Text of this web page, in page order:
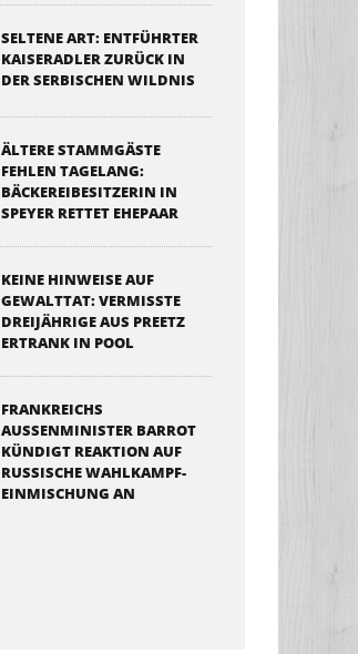
SELTENE ART: ENTFÜHRTER
KAISERADLER ZURÜCK IN
DER SERBISCHEN WILDNIS
ÄLTERE STAMMGÄSTE
FEHLEN TAGELANG:
BÄCKEREIBESITZERIN IN
SPEYER RETTET EHEPAAR
KEINE HINWEISE AUF
GEWALTTAT: VERMISSTE
DREIJÄHRIGE AUS PREETZ
ERTRANK IN POOL
FRANKREICHS
AUSSENMINISTER BARROT K
ÜNDIGT REAKTION AUF R
USSISCHE WAHLKAMPF-E
INMISCHUNG AN